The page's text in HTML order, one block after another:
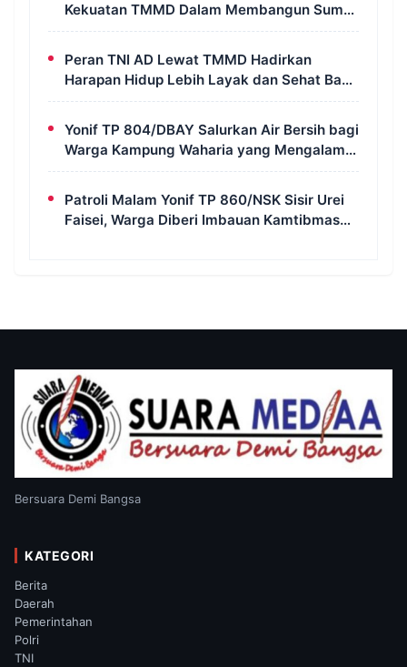
Kekuatan TMMD Dalam Membangun Sumur
Galian di Wanam
Peran TNI AD Lewat TMMD Hadirkan
Harapan Hidup Lebih Layak dan Sehat Bagi
Warga Kampung Wanam
Yonif TP 804/DBAY Salurkan Air Bersih bagi
Warga Kampung Waharia yang Mengalami
Krisis Air
Patroli Malam Yonif TP 860/NSK Sisir Urei
Faisei, Warga Diberi Imbauan Kamtibmas
Bersuara Demi Bangsa
KATEGORI
Berita
Daerah
Pemerintahan
Polri
TNI